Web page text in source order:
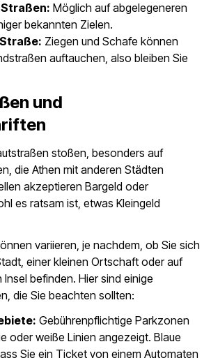
Möglich auf abgelegeneren
bekannten Zielen.
Ziegen und Schafe können
auftauchen, also bleiben Sie
und
stoßen, besonders auf
die Athen mit anderen Städten
akzeptieren Bargeld oder
es ratsam ist, etwas Kleingeld
variieren, je nachdem, ob Sie sich
einer kleinen Ortschaft oder auf
befinden. Hier sind einige
die Sie beachten sollten:
Gebührenpflichtige Parkzonen
oder weiße Linien angezeigt. Blaue
Sie ein Ticket von einem Automaten